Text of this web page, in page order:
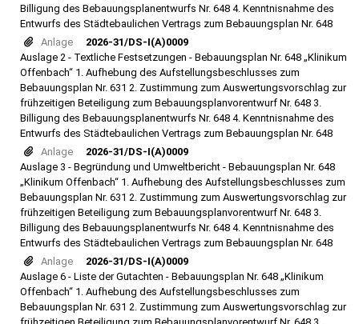
Billigung des Bebauungsplanentwurfs Nr. 648 4. Kenntnisnahme des
Entwurfs des Städtebaulichen Vertrags zum Bebauungsplan Nr. 648
Anlage
2026-31/DS-I(A)0009
Auslage 2 - Textliche Festsetzungen - Bebauungsplan Nr. 648 „Klinikum
Offenbach“ 1. Aufhebung des Aufstellungsbeschlusses zum
Bebauungsplan Nr. 631 2. Zustimmung zum Auswertungsvorschlag zur
frühzeitigen Beteiligung zum Bebauungsplanvorentwurf Nr. 648 3.
Billigung des Bebauungsplanentwurfs Nr. 648 4. Kenntnisnahme des
Entwurfs des Städtebaulichen Vertrags zum Bebauungsplan Nr. 648
Anlage
2026-31/DS-I(A)0009
Auslage 3 - Begründung und Umweltbericht - Bebauungsplan Nr. 648
„Klinikum Offenbach“ 1. Aufhebung des Aufstellungsbeschlusses zum
Bebauungsplan Nr. 631 2. Zustimmung zum Auswertungsvorschlag zur
frühzeitigen Beteiligung zum Bebauungsplanvorentwurf Nr. 648 3.
Billigung des Bebauungsplanentwurfs Nr. 648 4. Kenntnisnahme des
Entwurfs des Städtebaulichen Vertrags zum Bebauungsplan Nr. 648
Anlage
2026-31/DS-I(A)0009
Auslage 6 - Liste der Gutachten - Bebauungsplan Nr. 648 „Klinikum
Offenbach“ 1. Aufhebung des Aufstellungsbeschlusses zum
Bebauungsplan Nr. 631 2. Zustimmung zum Auswertungsvorschlag zur